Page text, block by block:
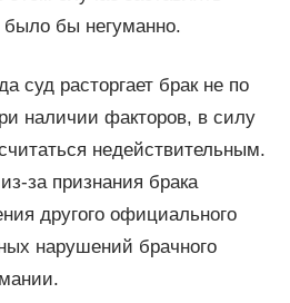
бы негуманно.
суд расторгает брак не по
наличии факторов, в силу
недействительным.
за признания брака
другого официального
нарушений брачного